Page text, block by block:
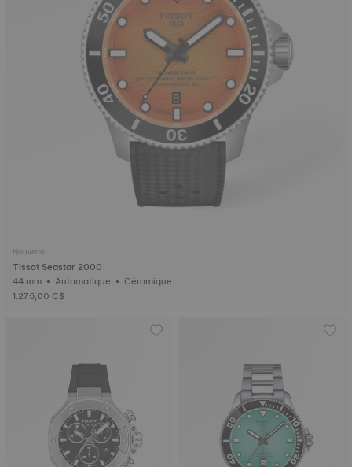
Nouveau
Tissot Seastar 2000
44 mm • Automatique • Céramique
1.275,00 C$